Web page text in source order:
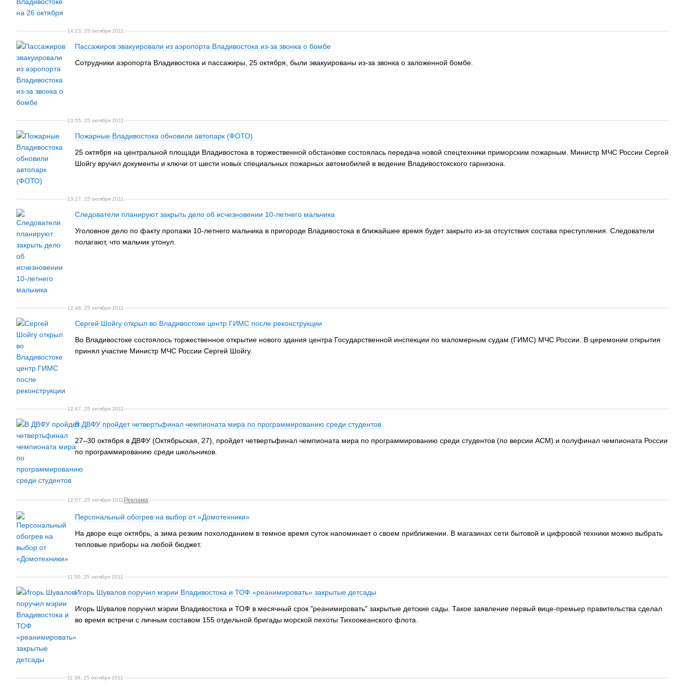
14:23, 25 октября 2011
Пассажиров эвакуировали из аэропорта Владивостока из-за звонка о бомбе
Сотрудники аэропорта Владивостока и пассажиры, 25 октября, были эвакуированы из-за звонка о заложенной бомбе.
13:55, 25 октября 2011
Пожарные Владивостока обновили автопарк (ФОТО)
25 октября на центральной площади Владивостока в торжественной обстановке состоялась передача новой спецтехники приморским пожарным. Министр МЧС России Сергей
Шойгу вручил документы и ключи от шести новых специальных пожарных автомобилей в ведение Владивостокского гарнизона.
13:17, 25 октября 2011
Следователи планируют закрыть дело об исчезновении 10-летнего мальчика
Уголовное дело по факту пропажи 10-летнего мальчика в пригороде Владивостока в ближайшее время будет закрыто из-за отсутствия состава преступления. Следователи
полагают, что мальчик утонул.
12:48, 25 октября 2011
Сергей Шойгу открыл во Владивостоке центр ГИМС после реконструкции
Во Владивостоке состоялось торжественное открытие нового здания центра Государственной инспекции по маломерным судам (ГИМС) МЧС России. В церемонии открытия
принял участие Министр МЧС России Сергей Шойгу.
12:47, 25 октября 2011
В ДВФУ пройдет четвертьфинал чемпионата мира по программированию среди студентов
27–30 октября в ДВФУ (Октябрьская, 27), пройдет четвертьфинал чемпионата мира по программированию среди студентов (по версии ACM) и полуфинал чемпионата России
по программированию среди школьников.
12:07, 25 октября 2011 Реклама
Персональный обогрев на выбор от «Домотехники»
На дворе еще октябрь, а зима резким похолоданием в темное время суток напоминает о своем приближении. В магазинах сети бытовой и цифровой техники можно выбрать
тепловые приборы на любой бюджет.
11:50, 25 октября 2011
Игорь Шувалов поручил мэрии Владивостока и ТОФ «реанимировать» закрытые детсады
Игорь Шувалов поручил мэрии Владивостока и ТОФ в месячный срок "реанимировать" закрытые детские сады. Такое заявление первый вице-премьер правительства сделал
во время встречи с личным составом 155 отдельной бригады морской пехоты Тихоокеанского флота.
11:38, 25 октября 2011